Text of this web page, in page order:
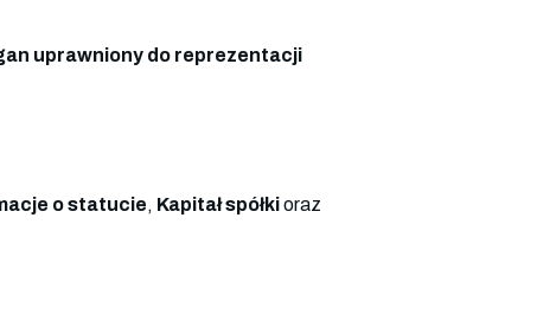
uprawniony do reprezentacji
o statucie, Kapitał spółkioraz